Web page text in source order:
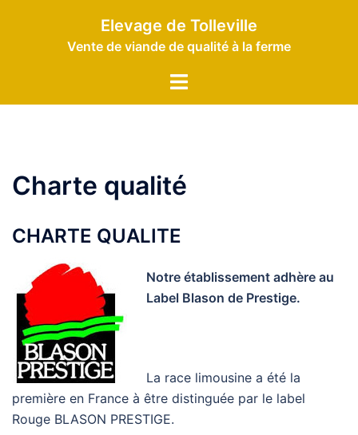
Elevage de Tolleville
Vente de viande de qualité à la ferme
Ouvrir/fermer
Charte qualité
CHARTE QUALITE
Notre établissement adhère au
Label Blason de Prestige.
La race limousine a été la
première en France à être distinguée par le label
Rouge BLASON PRESTIGE.